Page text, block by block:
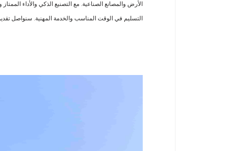
الأرض والمصانع الصناعية. مع التصنيع الذكي والأداء
التسليم في الوقت المناسب والخدمة المهنية. سنواصل